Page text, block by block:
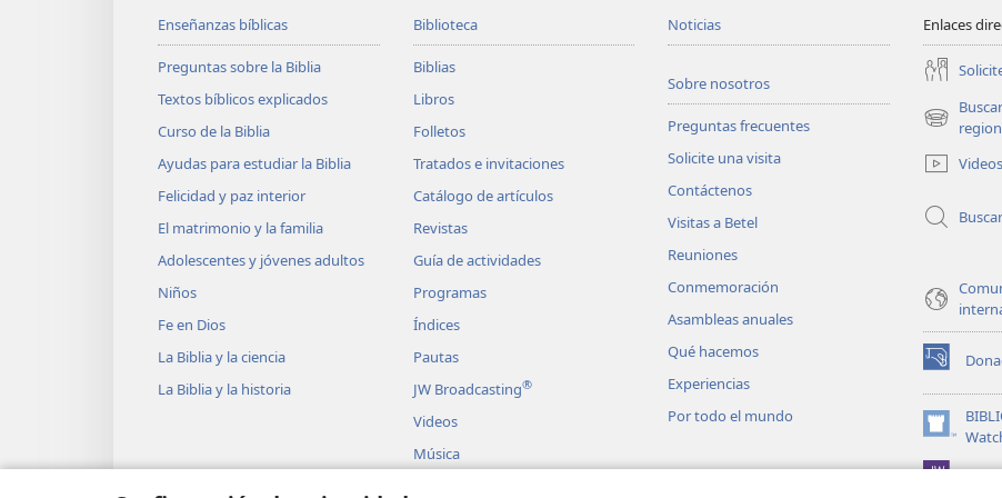
Enseñanzas bíblicas
Preguntas sobre la Biblia
Textos bíblicos explicados
Curso de la Biblia
Ayudas para estudiar la Biblia
Felicidad y paz interior
El matrimonio y la familia
Adolescentes y jóvenes adultos
Niños
Fe en Dios
La Biblia y la ciencia
La Biblia y la historia
Biblioteca
Biblias
Libros
Folletos
Tratados e invitaciones
Catálogo de artículos
Revistas
Guía de actividades
Programas
Índices
Pautas
JW Broadcasting®
Videos
Música
Noticias
Sobre nosotros
Preguntas frecuentes
Solicite una visita
Contáctenos
Visitas a Betel
Reuniones
Conmemoración
Asambleas anuales
Qué hacemos
Experiencias
Por todo el mundo
Enlaces
(abre
nuevaVideos
Buscar
(abre
una
nueva
ventana)
(abre
una